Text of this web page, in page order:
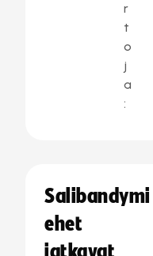
r
t
o
j
a
:
Salibandymi
ehet